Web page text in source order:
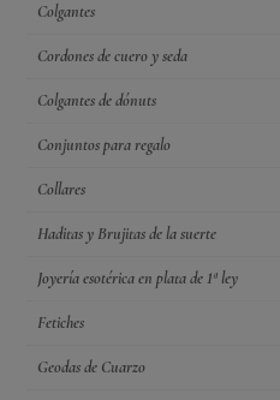
Colgantes
Cordones de cuero y seda
Colgantes de dónuts
Conjuntos para regalo
Collares
Haditas y Brujitas de la suerte
Joyería esotérica en plata de 1ª ley
Fetiches
Geodas de Cuarzo